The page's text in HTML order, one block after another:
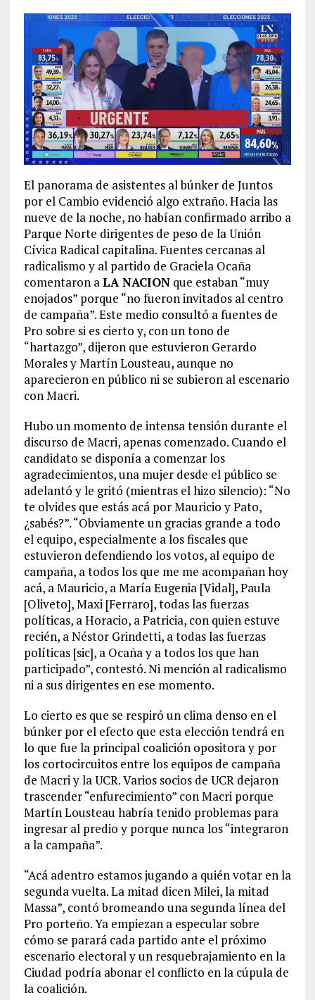
El panorama de asistentes al búnker de Juntos
por el Cambio evidenció algo extraño. Hacia las
nueve de la noche, no habían confirmado arribo a
Parque Norte dirigentes de peso de la Unión
Cívica Radical capitalina. Fuentes cercanas al
radicalismo y al partido de Graciela Ocaña
comentaron aLA NACIONque estaban “muy
enojados” porque “no fueron invitados al centro
de campaña”. Este medio consultó a fuentes de
Pro sobre si es cierto y, con un tono de
“hartazgo”, dijeron que estuvieron Gerardo
Morales y Martín Lousteau, aunque no
aparecieron en público ni se subieron al escenario
con Macri.
Hubo un momento de intensa tensión durante el
discurso de Macri, apenas comenzado. Cuando el
candidato se disponía a comenzar los
agradecimientos, una mujer desde el público se
adelantó y le gritó (mientras el hizo silencio): “No
te olvides que estás acá por Mauricio y Pato,
¿sabés?”. “Obviamente un gracias grande a todo
el equipo, especialmente a los fiscales que
estuvieron defendiendo los votos, al equipo de
campaña, a todos los que me me acompañan hoy
acá, a Mauricio, a María Eugenia [Vidal], Paula
[Oliveto], Maxi [Ferraro], todas las fuerzas
políticas, a Horacio, a Patricia, con quien estuve
recién, a Néstor Grindetti, a todas las fuerzas
políticas [sic], a Ocaña y a todos los que han
participado”, contestó. Ni mención al radicalismo
ni a sus dirigentes en ese momento.
Lo cierto es que se respiró un clima denso en el
búnker por el efecto que esta elección tendrá en
lo que fue la principal coalición opositora y por
los cortocircuitos entre los equipos de campaña
de Macri y la UCR. Varios socios de UCR dejaron
trascender “enfurecimiento” con Macri porque
Martín Lousteau habría tenido problemas para
ingresar al predio y porque nunca los “integraron
a la campaña”.
“Acá adentro estamos jugando a quién votar en la
segunda vuelta. La mitad dicen Milei, la mitad
Massa”, contó bromeando una segunda línea del
Pro porteño. Ya empiezan a especular sobre
cómo se parará cada partido ante el próximo
escenario electoral y un resquebrajamiento en la
Ciudad podría abonar el conflicto en la cúpula de
la coalición.